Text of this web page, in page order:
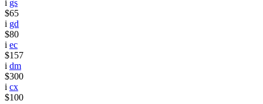
i gs
$65
i gd
$80
i ec
$157
i dm
$300
i cx
$100